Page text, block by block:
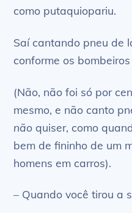
como putaquiopariu.
Saí cantando pneu de
conforme os
(Não, não foi só por
mesmo, e não canto
não quiser, como
bem de fininho de um
homens em carros).
– Quando você tirou a